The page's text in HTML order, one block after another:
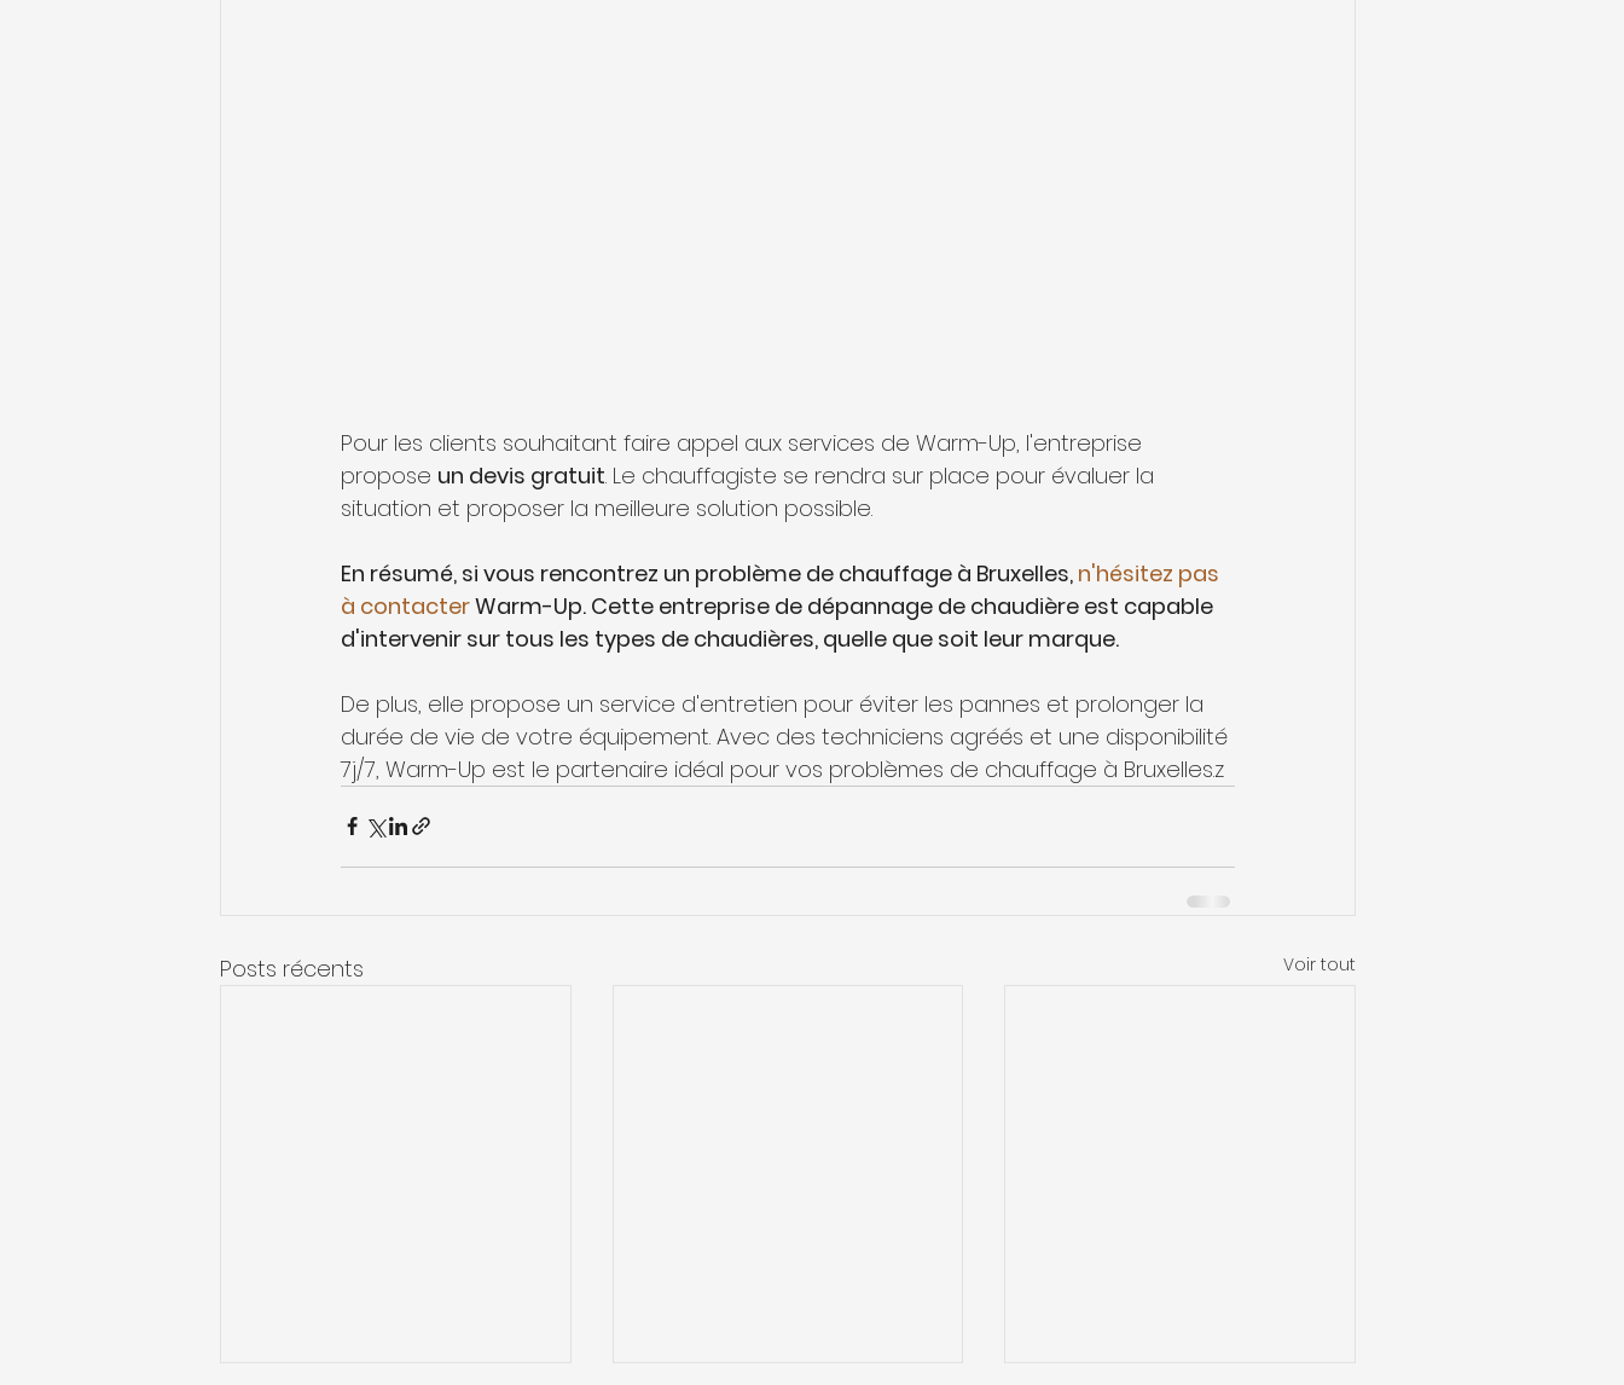
Pour les clients souhaitant faire appel aux services de Warm-Up, l'entreprise
propose un devis gratuit. Le chauffagiste se rendra sur place pour évaluer la
situation et proposer la meilleure solution possible.
En résumé, si vous rencontrez un problème de chauffage à Bruxelles, n'hésitez pas
à contacter Warm-Up. Cette entreprise de dépannage de chaudière est capable
d'intervenir sur tous les types de chaudières, quelle que soit leur marque.
De plus, elle propose un service d'entretien pour éviter les pannes et prolonger la
durée de vie de votre équipement. Avec des techniciens agréés et une disponibilité
7j/7, Warm-Up est le partenaire idéal pour vos problèmes de chauffage à Bruxelles.z
Posts récents Voir tout